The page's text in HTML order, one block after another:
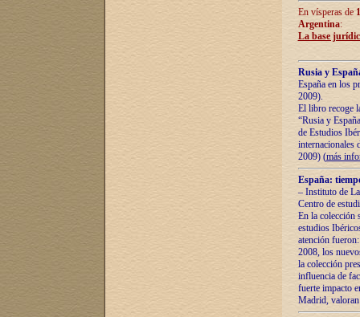
En vísperas de
Argentina:
La base
Rusia y
España en los
2009).
El libro recoge
“Rusia y
de Estudios
internacionales
2009) (más
España:
– Instituto de
Centro de
En la colección
estudios
atención
2008, los
la colección
influencia de
fuerte impacto
Madrid,